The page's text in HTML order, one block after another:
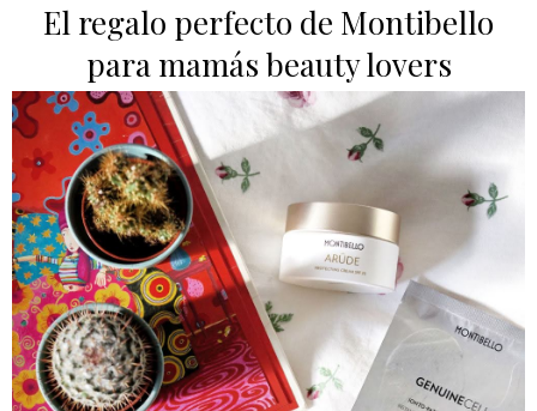
El regalo perfecto de Montibello
para mamás beauty lovers